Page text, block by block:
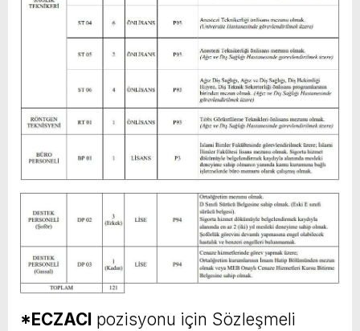
*ECZACI pozisyonu için Sözleşmeli